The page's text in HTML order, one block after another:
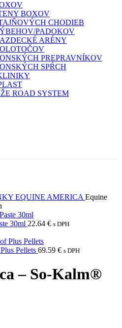
BOXOV
CHODIEB
PADOKOV
ARÉNY
PREPRAVNÍKOV
SPŔCH
ROAD SYSTEM
EQUINE AMERICA Equine
30ml 22.64 € s DPH
Pellets 69.59 € s DPH
– So-Kalm®